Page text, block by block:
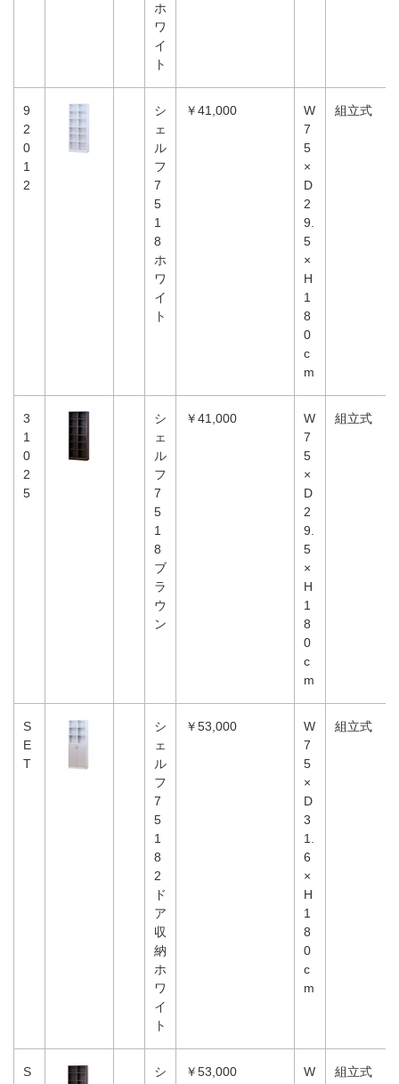
ホ
ワ
イ
ト
9
2
0
1
2
シ
ェ
ル
フ
7
5
1
8
ホ
ワ
イ
ト
￥41,000
W
7
5
×
D
2
9.
5
×
H
1
8
0
c
m
組立式
3
1
0
2
5
シ
ェ
ル
フ
7
5
1
8
ブ
ラ
ウ
ン
￥41,000
W
7
5
×
D
2
9.
5
×
H
1
8
0
c
m
組立式
S
E
T
シ
ェ
ル
フ
7
5
1
8
2
ド
ア
収
納
ホ
ワ
イ
ト
￥53,000
W
7
5
×
D
3
1.
6
×
H
1
8
0
c
m
組立式
S
シ
￥53,000
W
組立式